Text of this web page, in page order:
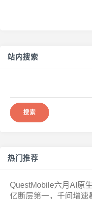
站内搜索
热门推荐
QuestMobile六月AI原
亿断层第一，千问增速